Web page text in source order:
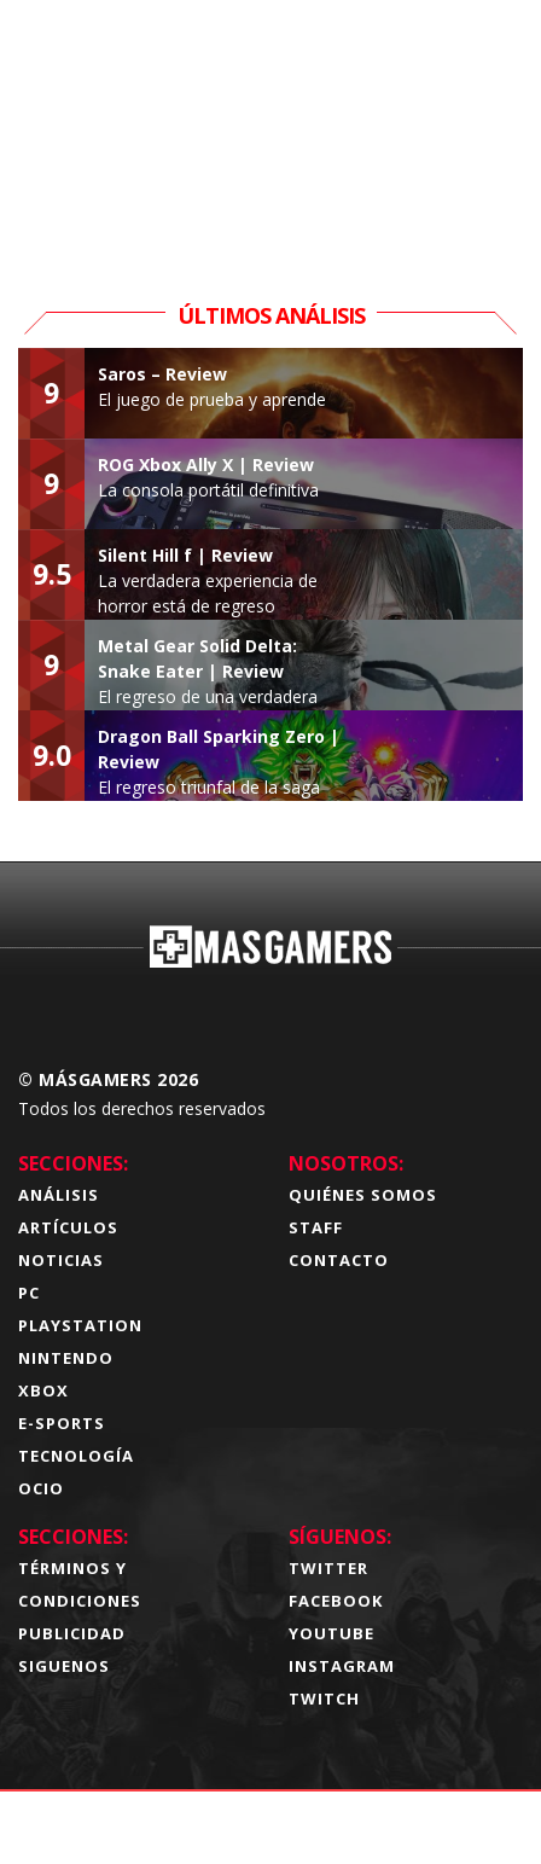
ÚLTIMOS ANÁLISIS
9
Saros – Review
El juego de prueba y aprende
9
ROG Xbox Ally X | Review
La consola portátil definitiva
9.5
Silent Hill f | Review
La verdadera experiencia de
horror está de regreso
9
Metal Gear Solid Delta:
Snake Eater | Review
El regreso de una verdadera
leyenda
9.0
Dragon Ball Sparking Zero |
Review
El regreso triunfal de la saga
© MÁSGAMERS 2026
Todos los derechos reservados
SECCIONES:
ANÁLISIS
ARTÍCULOS
NOTICIAS
PC
PLAYSTATION
NINTENDO
XBOX
E-SPORTS
TECNOLOGÍA
OCIO
NOSOTROS:
QUIÉNES SOMOS
STAFF
CONTACTO
SECCIONES:
TÉRMINOS Y
CONDICIONES
PUBLICIDAD
SIGUENOS
SÍGUENOS:
TWITTER
FACEBOOK
YOUTUBE
INSTAGRAM
TWITCH